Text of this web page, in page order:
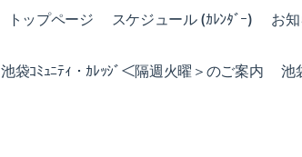
トップページ スケジュール (ｶﾚﾝﾀﾞｰ) お
池袋ｺﾐｭﾆﾃｨ・ｶﾚｯｼﾞ＜隔週火曜＞のご案内 池